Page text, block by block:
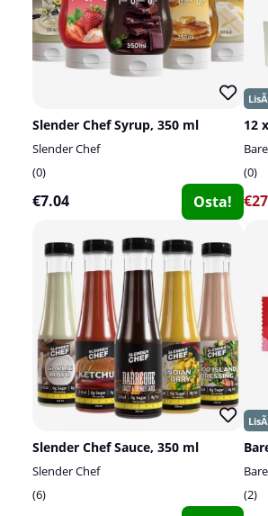
Slender Chef Syrup, 350 ml
Slender Chef
0
€7.04 Osta!
12
0
Slender Chef Sauce, 350 ml
Slender Chef
6
2